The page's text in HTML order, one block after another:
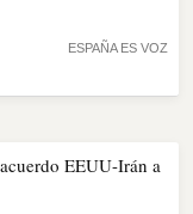
ESPAÑA ES VOZ